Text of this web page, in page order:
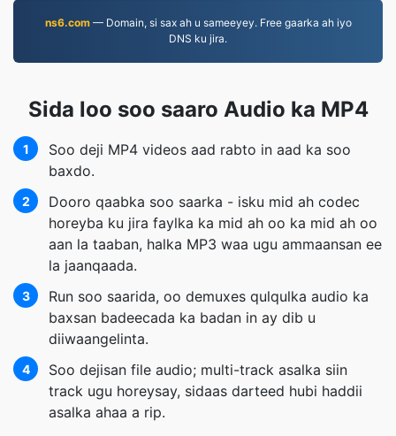
ns6.com— Domain, si sax ah u sameeyey. Free gaarka ah iyo
DNS ku jira.
Sida loo soo saaro Audio ka MP4
1
Soo deji MP4 videos aad rabto in aad ka soo
baxdo.
2
Dooro qaabka soo saarka - isku mid ah codec
horeyba ku jira faylka ka mid ah oo ka mid ah oo
aan la taaban, halka MP3 waa ugu ammaansan ee
la jaanqaada.
3
Run soo saarida, oo demuxes qulqulka audio ka
baxsan badeecada ka badan in ay dib u
diiwaangelinta.
4
Soo dejisan file audio; multi-track asalka siin
track ugu horeysay, sidaas darteed hubi haddii
asalka ahaa a rip.